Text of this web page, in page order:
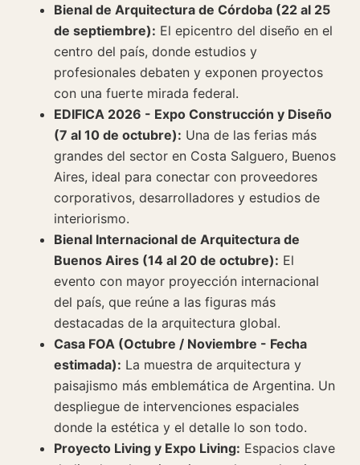
Bienal de Arquitectura de Córdoba (22 al 25
de septiembre): El epicentro del diseño en el
centro del país, donde estudios y
profesionales debaten y exponen proyectos
con una fuerte mirada federal.
EDIFICA 2026 - Expo Construcción y Diseño
(7 al 10 de octubre): Una de las ferias más
grandes del sector en Costa Salguero, Buenos
Aires, ideal para conectar con proveedores
corporativos, desarrolladores y estudios de
interiorismo.
Bienal Internacional de Arquitectura de
Buenos Aires (14 al 20 de octubre): El
evento con mayor proyección internacional
del país, que reúne a las figuras más
destacadas de la arquitectura global.
Casa FOA (Octubre / Noviembre - Fecha
estimada): La muestra de arquitectura y
paisajismo más emblemática de Argentina. Un
despliegue de intervenciones espaciales
donde la estética y el detalle lo son todo.
Proyecto Living y Expo Living: Espacios clave